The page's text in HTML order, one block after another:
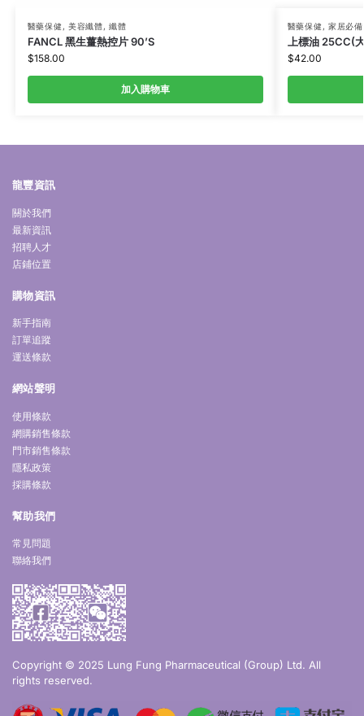
醫藥保健, 美容纖體,纖體
FANCL 黑生薑熱控片 90’S
$158.00
加入購物車
醫藥保健, 家居必備
上標油 25CC(
$42.00
龍豐資訊
關於我們
最新資訊
招聘人才
店鋪位置
購物資訊
新手指南
訂單追蹤
運送條款
網站聲明
使用條款
網購銷售條款
門市銷售條款
隱私政策
採購條款
幫助我們
常見問題
聯絡我們
Copyright © 2025 Lung Fung Pharmaceutical (Group) Ltd. All
rights reserved.